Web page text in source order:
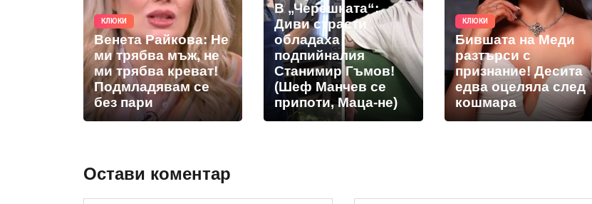
КЛЮКИ
Венета Райкова: Не
ми трябва мъж, не
ми трябва креват!
Подмладявам се
без пари
В „Черешката“:
Диви страсти
обладаха
подпийналия
Станимир Гъмов!
(Шеф Манчев се
припоти, Маца-не)
КЛЮКИ
Бившата на Меди
разтърси с
признание! Десита
едва оцеляла след
кошмара
Остави коментар